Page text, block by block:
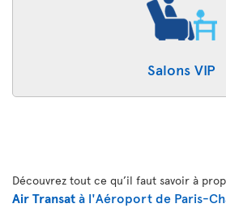
Salons VIP
Découvrez tout ce qu’il faut savoir à
Air Transatà l'Aéroport de Paris-